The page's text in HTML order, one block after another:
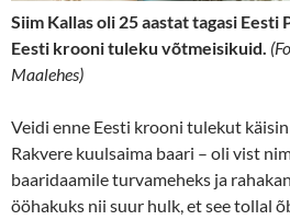
Siim Kallas oli 25 aastat tagasi Eesti
Eesti krooni tuleku võtmeisikuid.
Maalehes)
Veidi enne Eesti krooni tulekut
Rakvere kuulsaima baari – oli vist
baaridaamile turvameheks ja
ööhakuks nii suur hulk, et see tollal